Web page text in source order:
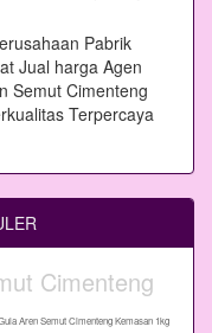
Cimenteng
Aren Semut Cimenteng Kemasan 1kg